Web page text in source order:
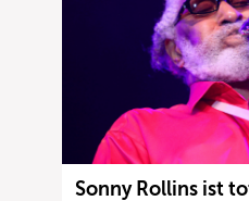
Sonny Rollins ist